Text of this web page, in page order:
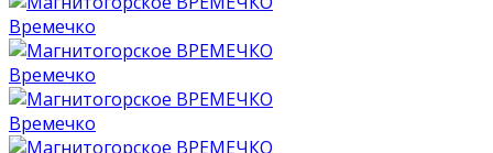
Времечко
Времечко
Времечко